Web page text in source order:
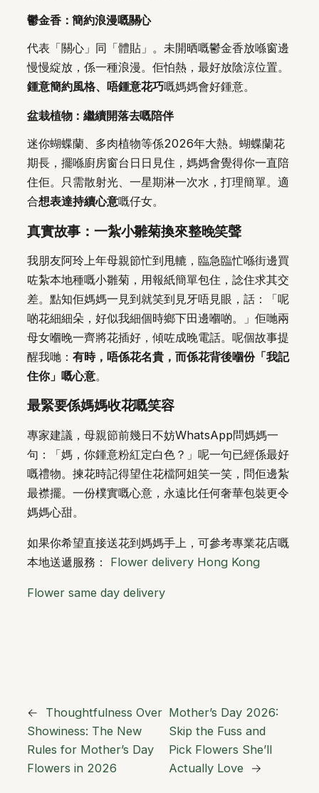
鬱金香：簡約浪漫嘅關心
代表「關心」同「體貼」。未開晒嘅鬱金香放喺窗邊
慢慢綻放，係一種浪漫。佢怕熱，最好放陰涼位置。
鍾意簡約風格、唔鍾意花巧嘅媽媽會好鍾意。
盆栽植物：繼續開落去嘅陪伴
迷你蝴蝶蘭、多肉植物等係2026年大熱。蝴蝶蘭花
期長，擺喺廚房窗台日日見住，媽媽會覺得你一直陪
住佢。只需散射光、一星期淋一次水，打理簡單。適
合想表達持續心意嘅仔女。
真實故事：一紮小雛菊換來整晚笑聲
我朋友阿玲上年母親節忙到甩轆，臨急臨忙喺街邊買
咗紮本地種嘅小雛菊，用報紙簡單包住，諗住求其交
差。點知佢媽媽一見到就笑到見牙唔見眼，話：「呢
啲花細細朵，好似我細個時鄉下田邊嗰啲。」佢哋兩
母女嗰晚一齊將花插好，傾咗成晚電話。呢個故事提
醒我哋： 有時，唔係花名貴，而係花背後嗰份「我記
住你」嘅心意。
最緊要係媽媽收花嘅笑容
專家建議，母親節前幾日不妨WhatsApp問媽媽一
句：「媽，你鍾意粉紅定白色？」呢一句已經係最好
嘅禮物。揀花時記得望住花檔阿姐笑一笑，問佢邊紮
最襟擺。一份樸實嘅心意，永遠比任何奢華包裝更令
媽媽心甜。
如果你希望直接送花到媽媽手上，可參考專業花店嘅
本地送遞服務： Flower delivery Hong Kong
Flower same day delivery
←
Thoughtfulness Over
Showiness: The New
Rules for Mother’s Day
Flowers in 2026
Mother’s Day 2026:
Skip the Fuss and
Pick Flowers She’ll
Actually Love
→